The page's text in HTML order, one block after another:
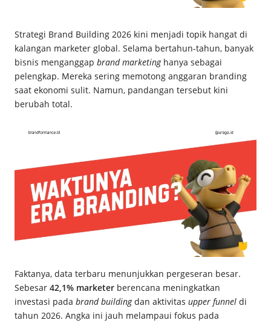
Strategi Brand Building 2026 kini menjadi topik hangat di
kalangan marketer global. Selama bertahun-tahun, banyak
bisnis menganggap brand marketinghanya sebagai
pelengkap. Mereka sering memotong anggaran branding
saat ekonomi sulit. Namun, pandangan tersebut kini
berubah total.
Faktanya, data terbaru menunjukkan pergeseran besar.
Sebesar 42,1% marketer berencana meningkatkan
investasi pada brand buildingdan aktivitas upper funnel di
tahun 2026. Angka ini jauh melampaui fokus pada